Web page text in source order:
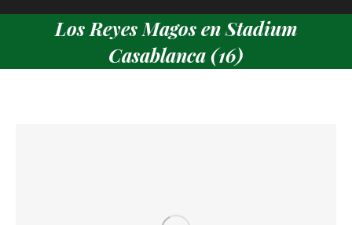
Los Reyes Magos en Stadium
Casablanca (16)